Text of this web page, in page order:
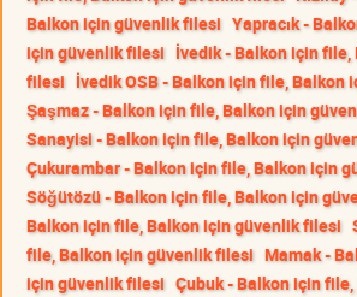
Balkon için güvenlik filesi Yapracık -
için güvenlik filesi İvedik - Balkon için
filesi İvedik OSB - Balkon için file, Balkon
Şaşmaz - Balkon için file, Balkon için
Sanayisi - Balkon için file, Balkon için
Çukurambar - Balkon için file, Balkon için
Söğütözü - Balkon için file, Balkon için
Balkon için file, Balkon için güvenlik filesi
file, Balkon için güvenlik filesi Mamak -
için güvenlik filesi Çubuk - Balkon için